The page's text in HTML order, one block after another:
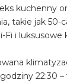
kuchenny
takie jak 50-
Fi i luksusowe
22:30